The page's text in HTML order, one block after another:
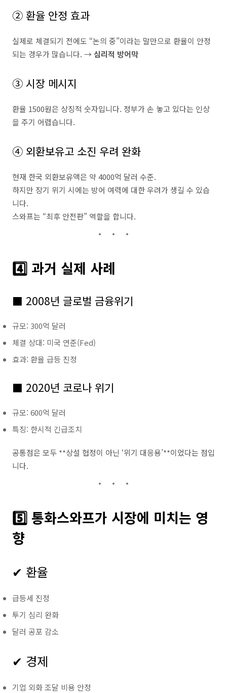
② 환율 안정 효과
실제로 체결되기 전에도 “논의 중”이라는 말만으로 환율이 안정
되는 경우가 많습니다. → 심리적 방어막
③ 시장 메시지
환율 1500원은 상징적 숫자입니다. 정부가 손 놓고 있다는 인상
을 주기 어렵습니다.
④ 외환보유고 소진 우려 완화
현재 한국 외환보유액은 약 4000억 달러 수준.
하지만 장기 위기 시에는 방어 여력에 대한 우려가 생길 수 있습
니다.
스와프는 “최후 안전판” 역할을 합니다.
4️⃣ 과거 실제 사례
■ 2008년 글로벌 금융위기
규모: 300억 달러
체결 상대: 미국 연준(Fed)
효과: 환율 급등 진정
■ 2020년 코로나 위기
규모: 600억 달러
특징: 한시적 긴급조치
공통점은 모두 **상설 협정이 아닌 ‘위기 대응용’**이었다는 점입
니다.
5️⃣ 통화스와프가 시장에 미치는 영
향
✔ 환율
급등세 진정
투기 심리 완화
달러 공포 감소
✔ 경제
기업 외화 조달 비용 안정